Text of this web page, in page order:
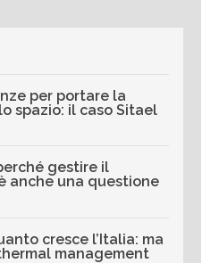
per portare la
spazio: il caso Sitael
gestire il
anche una questione
cresce l’Italia: ma
management